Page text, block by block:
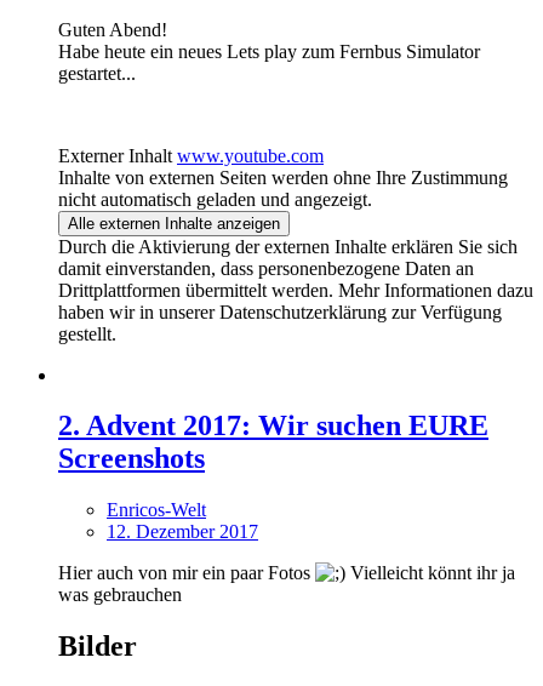
Guten Abend!
Habe heute ein neues Lets play zum Fernbus Simulator
gestartet...
Externer Inhalt www.youtube.com
Inhalte von externen Seiten werden ohne Ihre Zustimmung
nicht automatisch geladen und angezeigt.
Alle externen Inhalte anzeigen
Durch die Aktivierung der externen Inhalte erklären Sie sich
damit einverstanden, dass personenbezogene Daten an
Drittplattformen übermittelt werden. Mehr Informationen dazu
haben wir in unserer Datenschutzerklärung zur Verfügung
gestellt.
2. Advent 2017: Wir suchen EURE
Screenshots
Enricos-Welt
12. Dezember 2017
Hier auch von mir ein paar Fotos
Vielleicht könnt ihr ja
was gebrauchen
Bilder